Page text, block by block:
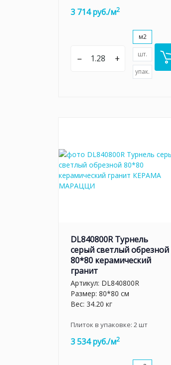
3 714 руб./м2
– +
м2
шт.
упак.
DL840800R Турнель
серый светлый обрезной
80*80 керамический
гранит
Артикул: DL840800R
Размер: 80*80 см
Вес: 34.20 кг
Плиток в упаковке: 2шт
3 534 руб./м2